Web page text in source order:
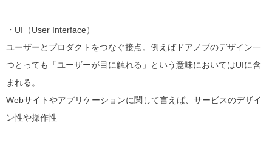
・UI（User Interface）
ユーザーとプロダクトをつなぐ接点。例えばドアノブのデザイン一
つとっても「ユーザーが目に触れる」という意味においてはUIに含
まれる。
Webサイトやアプリケーションに関して言えば、サービスのデザイ
ン性や操作性